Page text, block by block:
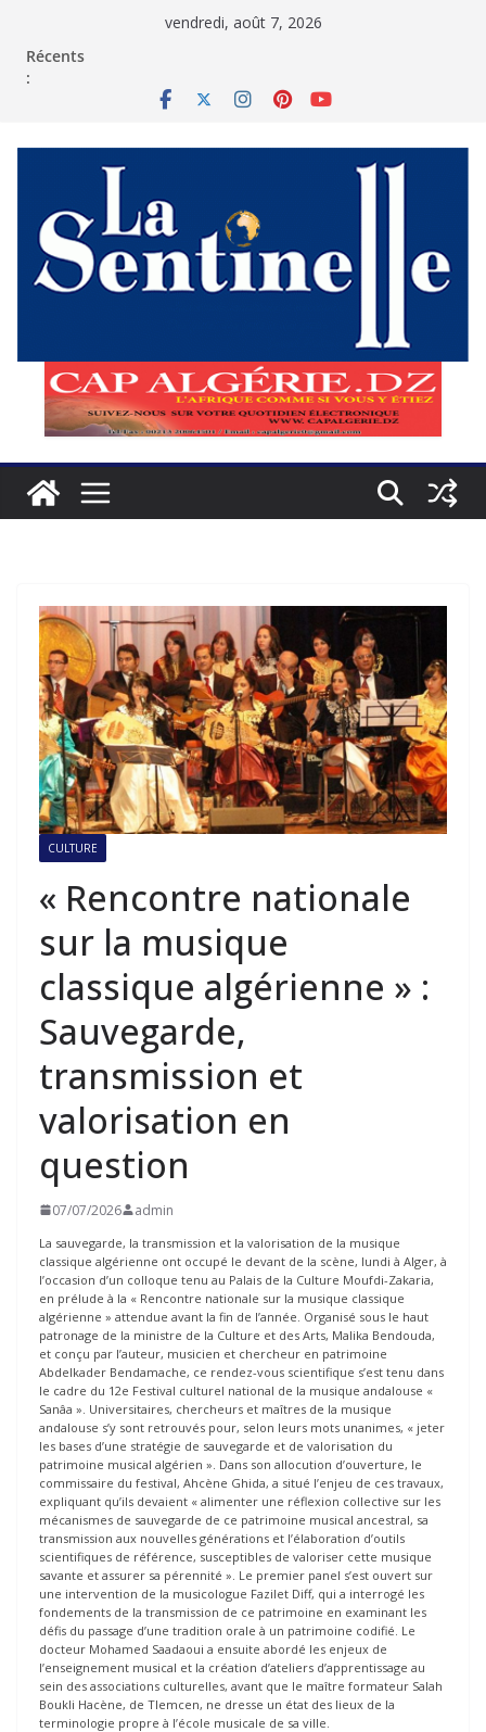
vendredi, août 7, 2026
Récents
:
CULTURE
« Rencontre nationale
sur la musique
classique algérienne » :
Sauvegarde,
transmission et
valorisation en
question
07/07/2026 admin
La sauvegarde, la transmission et la valorisation de la musique
classique algérienne ont occupé le devant de la scène, lundi à Alger, à
l’occasion d’un colloque tenu au Palais de la Culture Moufdi-Zakaria,
en prélude à la « Rencontre nationale sur la musique classique
algérienne » attendue avant la fin de l’année. Organisé sous le haut
patronage de la ministre de la Culture et des Arts, Malika Bendouda,
et conçu par l’auteur, musicien et chercheur en patrimoine
Abdelkader Bendamache, ce rendez-vous scientifique s’est tenu dans
le cadre du 12e Festival culturel national de la musique andalouse «
Sanâa ». Universitaires, chercheurs et maîtres de la musique
andalouse s’y sont retrouvés pour, selon leurs mots unanimes, « jeter
les bases d’une stratégie de sauvegarde et de valorisation du
patrimoine musical algérien ». Dans son allocution d’ouverture, le
commissaire du festival, Ahcène Ghida, a situé l’enjeu de ces travaux,
expliquant qu’ils devaient « alimenter une réflexion collective sur les
mécanismes de sauvegarde de ce patrimoine musical ancestral, sa
transmission aux nouvelles générations et l’élaboration d’outils
scientifiques de référence, susceptibles de valoriser cette musique
savante et assurer sa pérennité ». Le premier panel s’est ouvert sur
une intervention de la musicologue Fazilet Diff, qui a interrogé les
fondements de la transmission de ce patrimoine en examinant les
défis du passage d’une tradition orale à un patrimoine codifié. Le
docteur Mohamed Saadaoui a ensuite abordé les enjeux de
l’enseignement musical et la création d’ateliers d’apprentissage au
sein des associations culturelles, avant que le maître formateur Salah
Boukli Hacène, de Tlemcen, ne dresse un état des lieux de la
terminologie propre à l’école musicale de sa ville.